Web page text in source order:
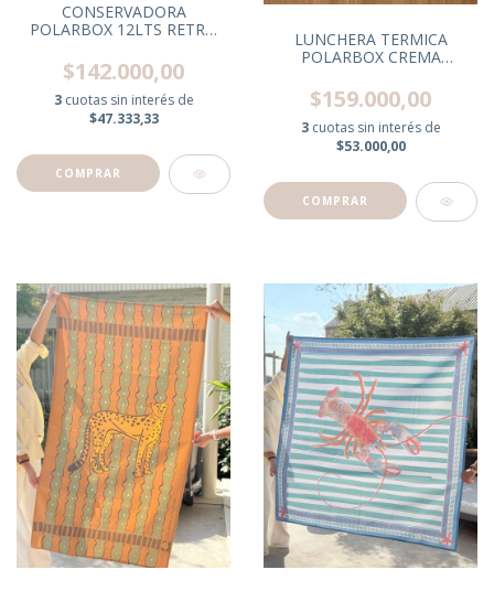
CONSERVADORA
POLARBOX 12LTS RETRO
$142.000,00
3 cuotas sin interés de
$47.333,33
LUNCHERA TERMICA
POLARBOX CREMA
$159.000,00
3 cuotas sin interés de
$53.000,00